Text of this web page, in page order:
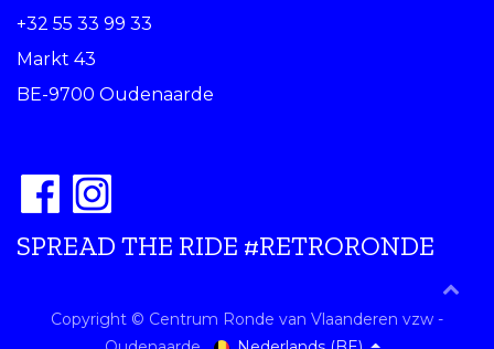
+32 55 33 99 33
Markt 43
BE-9700 Oudenaarde
SPREAD THE RIDE #RETRORONDE
Copyright © Centrum Ronde van Vlaanderen vzw -